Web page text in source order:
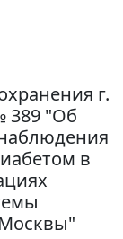
г.
389 "Об
в